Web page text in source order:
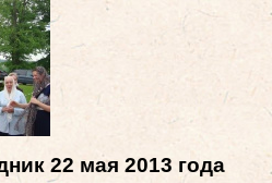
22 мая 2013 года